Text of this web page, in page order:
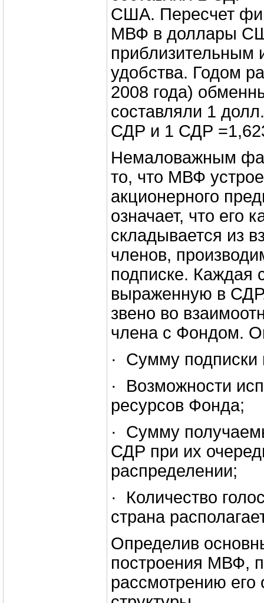
США. Пересчет
МВФ в доллары
приблизительным
удобства. Годом
2008 года)
составляли 1
СДР и 1 СДР
Немаловажным
то, что МВФ
акционерного
означает, что его
складывается из
членов,
подписке. Каждая
выраженную в
звено во
члена с Фондом.
· Сумму
· Возможности
ресурсов Фонда;
· Сумму
СДР при их
распределении;
· Количество
страна
Определив
построения МВФ,
рассмотрению его